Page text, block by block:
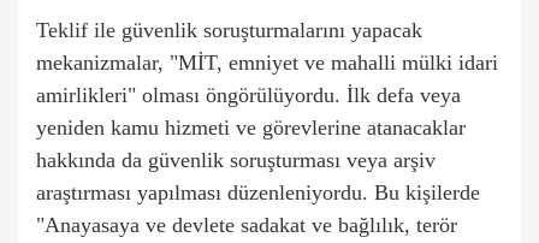
Teklif ile güvenlik soruşturmalarını yapacak
mekanizmalar, "MİT, emniyet ve mahalli mülki idari
amirlikleri" olması öngörülüyordu. İlk defa veya
yeniden kamu hizmeti ve görevlerine atanacaklar
hakkında da güvenlik soruşturması veya arşiv
araştırması yapılması düzenleniyordu. Bu kişilerde
"Anayasaya ve devlete sadakat ve bağlılık, terör